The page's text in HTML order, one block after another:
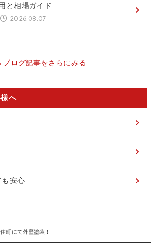
用と相場ガイド
2026.08.07
ログ記事をさらにみる
へ
も安心
町にて外壁塗装！